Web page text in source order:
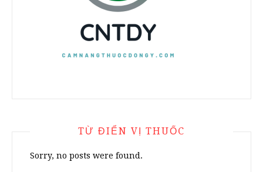
TỪ ĐIỂN VỊ THUỐC
Sorry, no posts were found.